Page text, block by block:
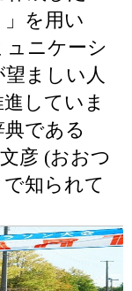
」を用い
ュニケーシ
ましい人
していま
である
彦 (おおつ
知られて